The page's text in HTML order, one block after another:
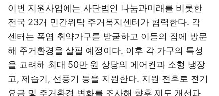
이번 지원사업에는 사단법인 나눔과미래를 비롯한
전국 23개 민간위탁 주거복지센터가 협력한다. 각
센터는 폭염 취약가구를 발굴하고 이들의 집에 방문
해 주거환경을 살필 예정이다. 이후 각 가구의 특성
을 고려해 최대 50만 원 상당의 에어컨과 소형 냉장
고, 제습기, 선풍기 등을 지원한다. 지원 전후로 전기
요금 및 주거환경 변화를 조사해 향후 제도 개선과